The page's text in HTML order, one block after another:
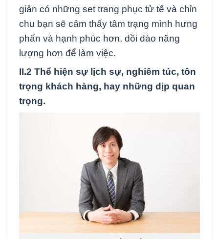
giản có những set trang phục tử tế và chỉn
chu bạn sẽ cảm thấy tâm trạng mình hưng
phấn và hạnh phúc hơn, dồi dào năng
lượng hơn để làm việc.
II.2 Thể hiện sự lịch sự, nghiêm túc, tôn
trọng khách hàng, hay những dịp quan
trọng.